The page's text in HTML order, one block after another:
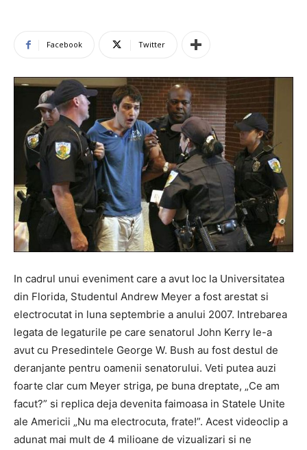
Facebook Twitter
In cadrul unui eveniment care a avut loc la Universitatea
din Florida, Studentul Andrew Meyer a fost arestat si
electrocutat in luna septembrie a anului 2007. Intrebarea
legata de legaturile pe care senatorul John Kerry le-a
avut cu Presedintele George W. Bush au fost destul de
deranjante pentru oamenii senatorului. Veti putea auzi
foarte clar cum Meyer striga, pe buna dreptate, „Ce am
facut?” si replica deja devenita faimoasa in Statele Unite
ale Americii „Nu ma electrocuta, frate!”. Acest videoclip a
adunat mai mult de 4 milioane de vizualizari si ne